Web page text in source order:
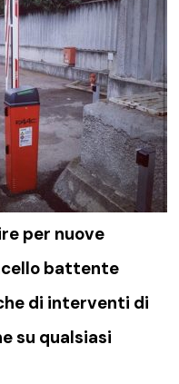
per nuove
battente
di interventi di
su qualsiasi